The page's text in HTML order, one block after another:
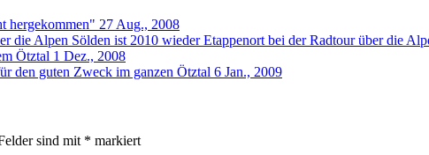
hergekommen" 27 Aug., 2008
Sölden ist 2010 wieder Etappenort bei der Radtour über die
Ötztal 1 Dez., 2008
den guten Zweck im ganzen Ötztal 6 Jan., 2009
sind mit * markiert